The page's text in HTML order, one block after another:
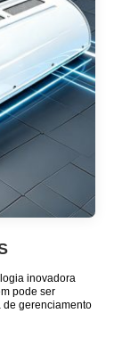
inovadora
pode ser
de gerenciamento